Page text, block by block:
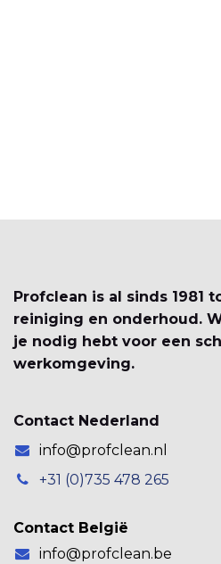
Profclean is al sinds 1981
reiniging en onderhoud.
je nodig hebt voor een
werkomgeving.
Contact Nederland
info@profclean.nl
+31 (0)735 478 265
Contact België
info@profclean.be